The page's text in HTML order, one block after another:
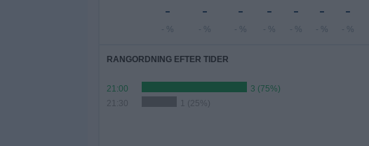
-
- %
-
- %
-
- %
-
- %
-
- %
-
- %
-
- %
RANGORDNING EFTER TIDER
21:00
3 (75%)
21:30
1 (25%)